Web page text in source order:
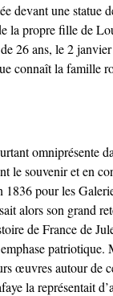
devant une statue
la propre fille de
26 ans, le 2
connaît la famille
omniprésente
le souvenir et en
1836 pour les
alors son grand
de France de
patriotique.
œuvres autour de
la représentait